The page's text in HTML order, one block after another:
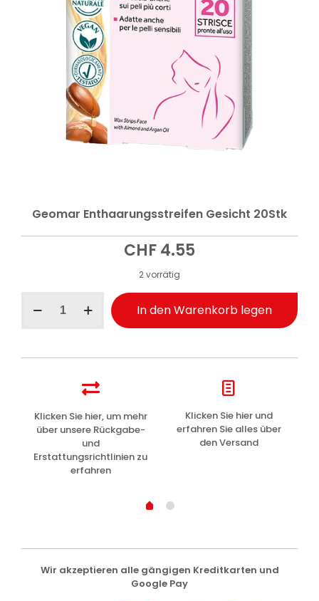
Geomar Enthaarungsstreifen Gesicht 20Stk
CHF4.55
2 vorrätig
Enthaarungsstreifen
In den Warenkorb legen
Klicken Sie hier, um mehr
über unsere Rückgabe-
und
Erstattungsrichtlinien zu
erfahren
Klicken Sie hier und
erfahren Sie alles über
den Versand
Wir akzeptieren alle gängigen Kreditkarten und
Google Pay